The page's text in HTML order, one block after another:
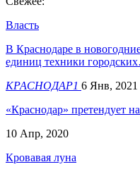
Власть
В Краснодаре в
единиц техники
КРАСНОДАР1 6 Янв, 2021
«Краснодар» претендует
10 Апр, 2020
Кровавая луна